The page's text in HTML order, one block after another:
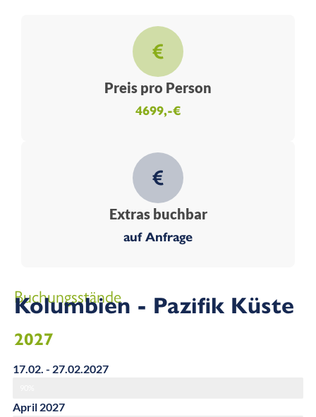
Preis pro Person
4699,-€
Extras buchbar
auf Anfrage
Buchungsstände
Kolumbien - Pazifik Küste
2027
17.02. - 27.02.2027
April 2027